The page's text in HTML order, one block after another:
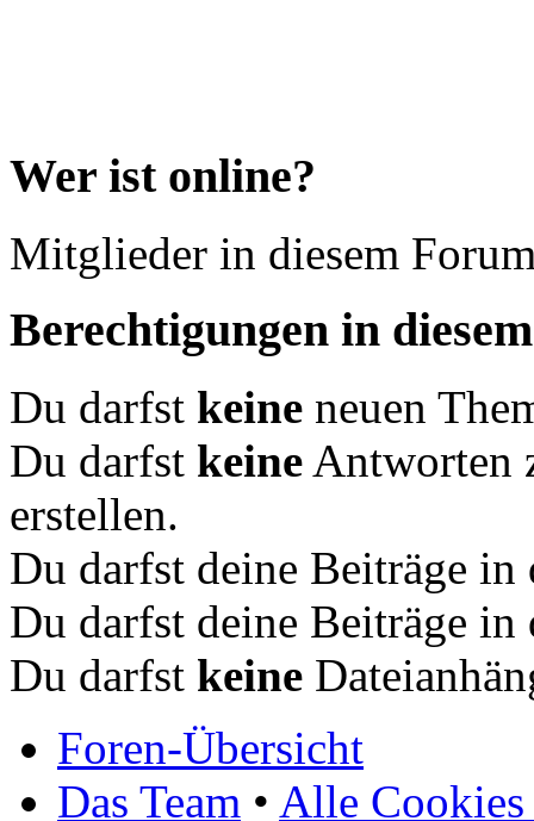
Wer ist online?
Mitglieder in diesem
Berechtigungen in
Du darfst keine neuen
Du darfst keine Antworten
erstellen.
Du darfst deine Beiträge
Du darfst deine Beiträge
Du darfst keine
Foren-Übersicht
Das Team • Alle Cookies